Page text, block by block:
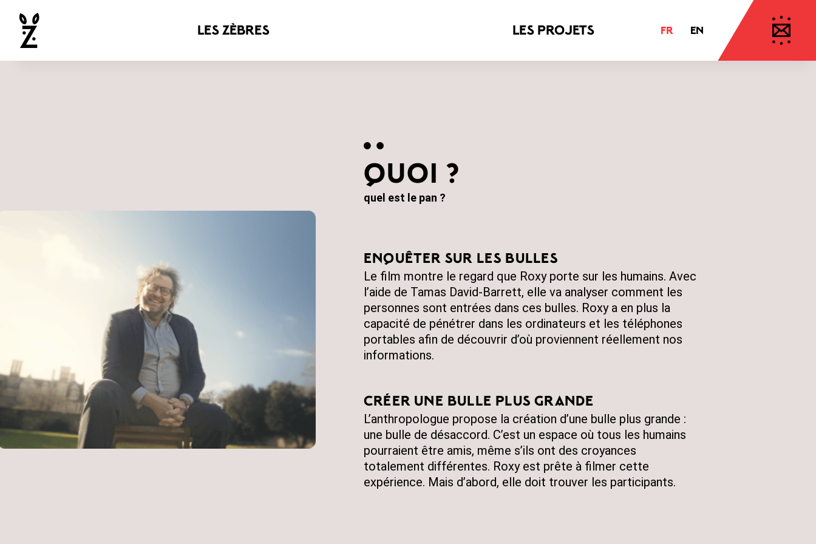
les zèbres les projets FR EN
QUOI ?
quel est le pan ?
enquêter sur les bulles
Le film montre le regard que Roxy porte sur les humains. Avec
l’aide de Tamas David-Barrett, elle va analyser comment les
personnes sont entrées dans ces bulles. Roxy a en plus la
capacité de pénétrer dans les ordinateurs et les téléphones
portables afin de découvrir d’où proviennent réellement nos
informations.
créer une bulle plus grande
L’anthropologue propose la création d’une bulle plus grande :
une bulle de désaccord. C’est un espace où tous les humains
pourraient être amis, même s’ils ont des croyances
totalement différentes. Roxy est prête à filmer cette
expérience. Mais d’abord, elle doit trouver les participants.